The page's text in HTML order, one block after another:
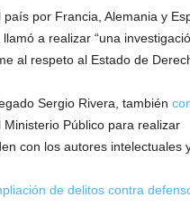
por Francia, Alemania y
a realizar “una
al respeto al Estado de
Sergio Rivera, también
Público para realizar
con los autores intelectuales
de delitos contra